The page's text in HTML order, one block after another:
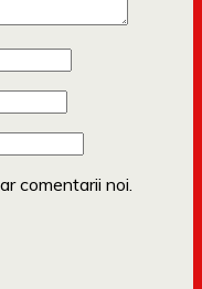
comentarii noi.